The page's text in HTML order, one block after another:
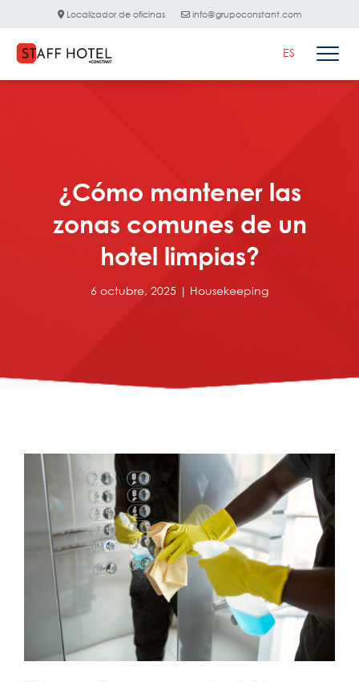
Localizador de oficinas info@grupoconstant.com
ES
¿Cómo mantener las
zonas comunes de un
hotel limpias?
6 octubre, 2025 | Housekeeping